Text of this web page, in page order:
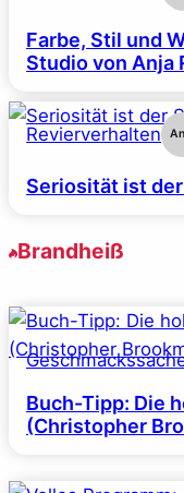
Farbe, Stil und
Studio von Anja
Revierverhalten
Seriosität ist
Brandheiß
Buch-Tipp: Die
(Christopher